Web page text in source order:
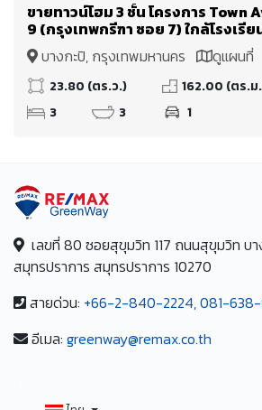
ขายทาวน์โฮม 3 ชั้น โครงการ Town
9 (กรุงเทพกรีฑา ซอย 7) ใกล้โรงเรี
เวลลิงตัน และ โรงเรียนนานาชาติไบ
บางกะปิ, กรุงเทพมหานคร ดูแผนที่
23.80 (ตร.ว.)
162.00 (ตร.ม
3
3 1
เลขที่ 80 ซอยสุขุมวิท 117 ถนนสุขุมวิท บา
สมุทรปราการ สมุทรปราการ 10270
สายด่วน: +66-2-840-2224, 081-638-
อีเมล: greenway@remax.co.th